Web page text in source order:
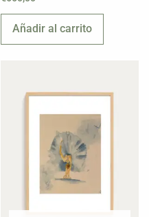
Añadir al carrito